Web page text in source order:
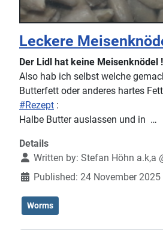
Leckere
Der Lidl hat keine Meisenknödel !
Also hab ich selbst welche
Butterfett oder anderes hartes
#Rezept :
Halbe Butter auslassen und in …
Details
Written by: Stefan Höhn a.k,a
Published: 24 November 2025
Worms